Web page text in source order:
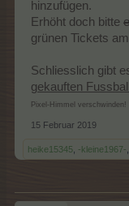
hinzufügen.
Erhöht doch bitte
grünen Tickets
Schliesslich gibt
gekauften
Pixel-Himmel verschwinden!
15 Februar 2019
heike15345 -kleine1967-